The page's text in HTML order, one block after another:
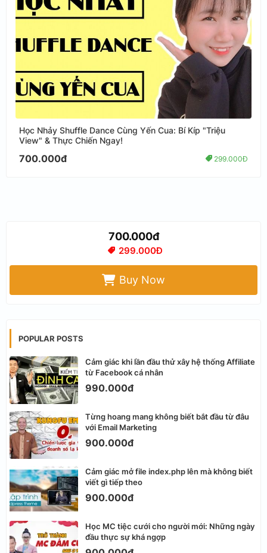
Học Nhảy Shuffle Dance Cùng Yến Cua: Bí Kíp "Triệu
View" & Thực Chiến Ngay!
700.000đ 299.000Đ
700.000đ
299.000Đ
Buy Now
POPULAR POSTS
Cảm giác khi lần đầu thử xây hệ thống Affiliate
từ Facebook cá nhân
990.000đ
Từng hoang mang không biết bắt đầu từ đâu
với Email Marketing
900.000đ
Cảm giác mở file index.php lên mà không biết
viết gì tiếp theo
900.000đ
Học MC tiệc cưới cho người mới: Những ngày
đầu thực sự khá ngợp